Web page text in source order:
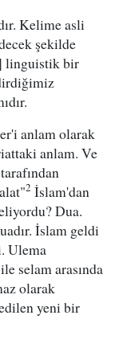
Kelime asli
şekilde
linguistik bir
anlam olarak
anlam. Ve
2 İslam'dan
Dua.
İslam geldi
Ulema
selam arasında
olarak
yeni bir